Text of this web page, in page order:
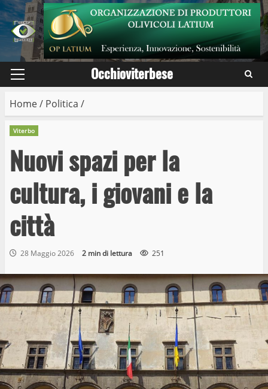
Skip
to
content
Primary
Occhioviterbese
Home/ Politica /
Viterbo
Nuovi spazi per la
cultura, i giovani e la
città
28 Maggio 2026 2 min di lettura 251